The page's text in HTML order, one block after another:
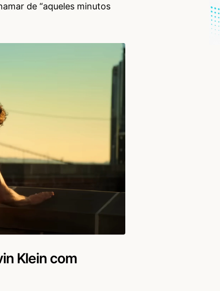
de “aqueles minutos
Klein com